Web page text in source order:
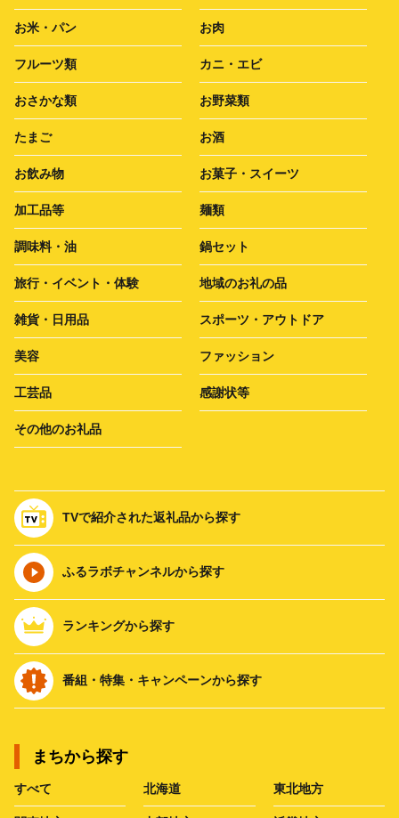
お米・パン お肉
フルーツ類 カニ・エビ
おさかな類 お野菜類
たまご お酒
お飲み物 お菓子・スイーツ
加工品等 麺類
調味料・油 鍋セット
旅行・イベント・体験 地域のお礼の品
雑貨・日用品 スポーツ・アウトドア
美容 ファッション
工芸品 感謝状等
その他のお礼品
TVで紹介された返礼品から探す
ふるラボチャンネルから探す
ランキングから探す
番組・特集・キャンペーンから探す
まちから探す
すべて 北海道 東北地方